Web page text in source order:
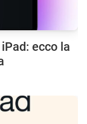
ecco la